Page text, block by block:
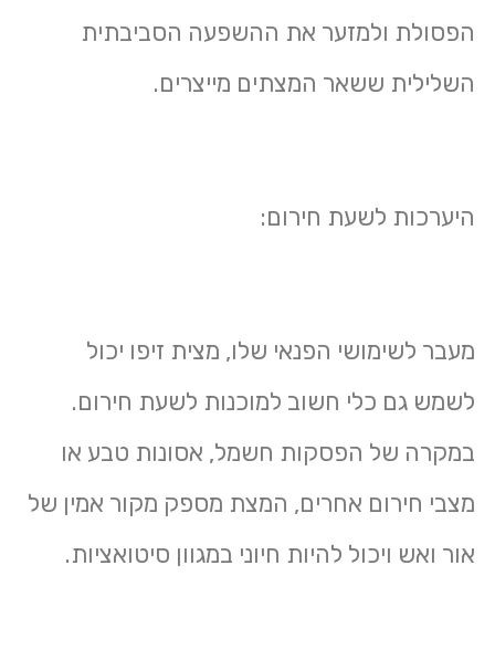
הפסולת ולמזער את ההשפעה הסביבתית
השלילית ששאר המצתים מייצרים.
היערכות לשעת חירום:
מעבר לשימושי הפנאי שלו, מצית זיפו יכול
לשמש גם כלי חשוב למוכנות לשעת חירום.
במקרה של הפסקות חשמל, אסונות טבע או
מצבי חירום אחרים, המצת מספק מקור אמין של
אור ואש ויכול להיות חיוני במגוון סיטואציות.